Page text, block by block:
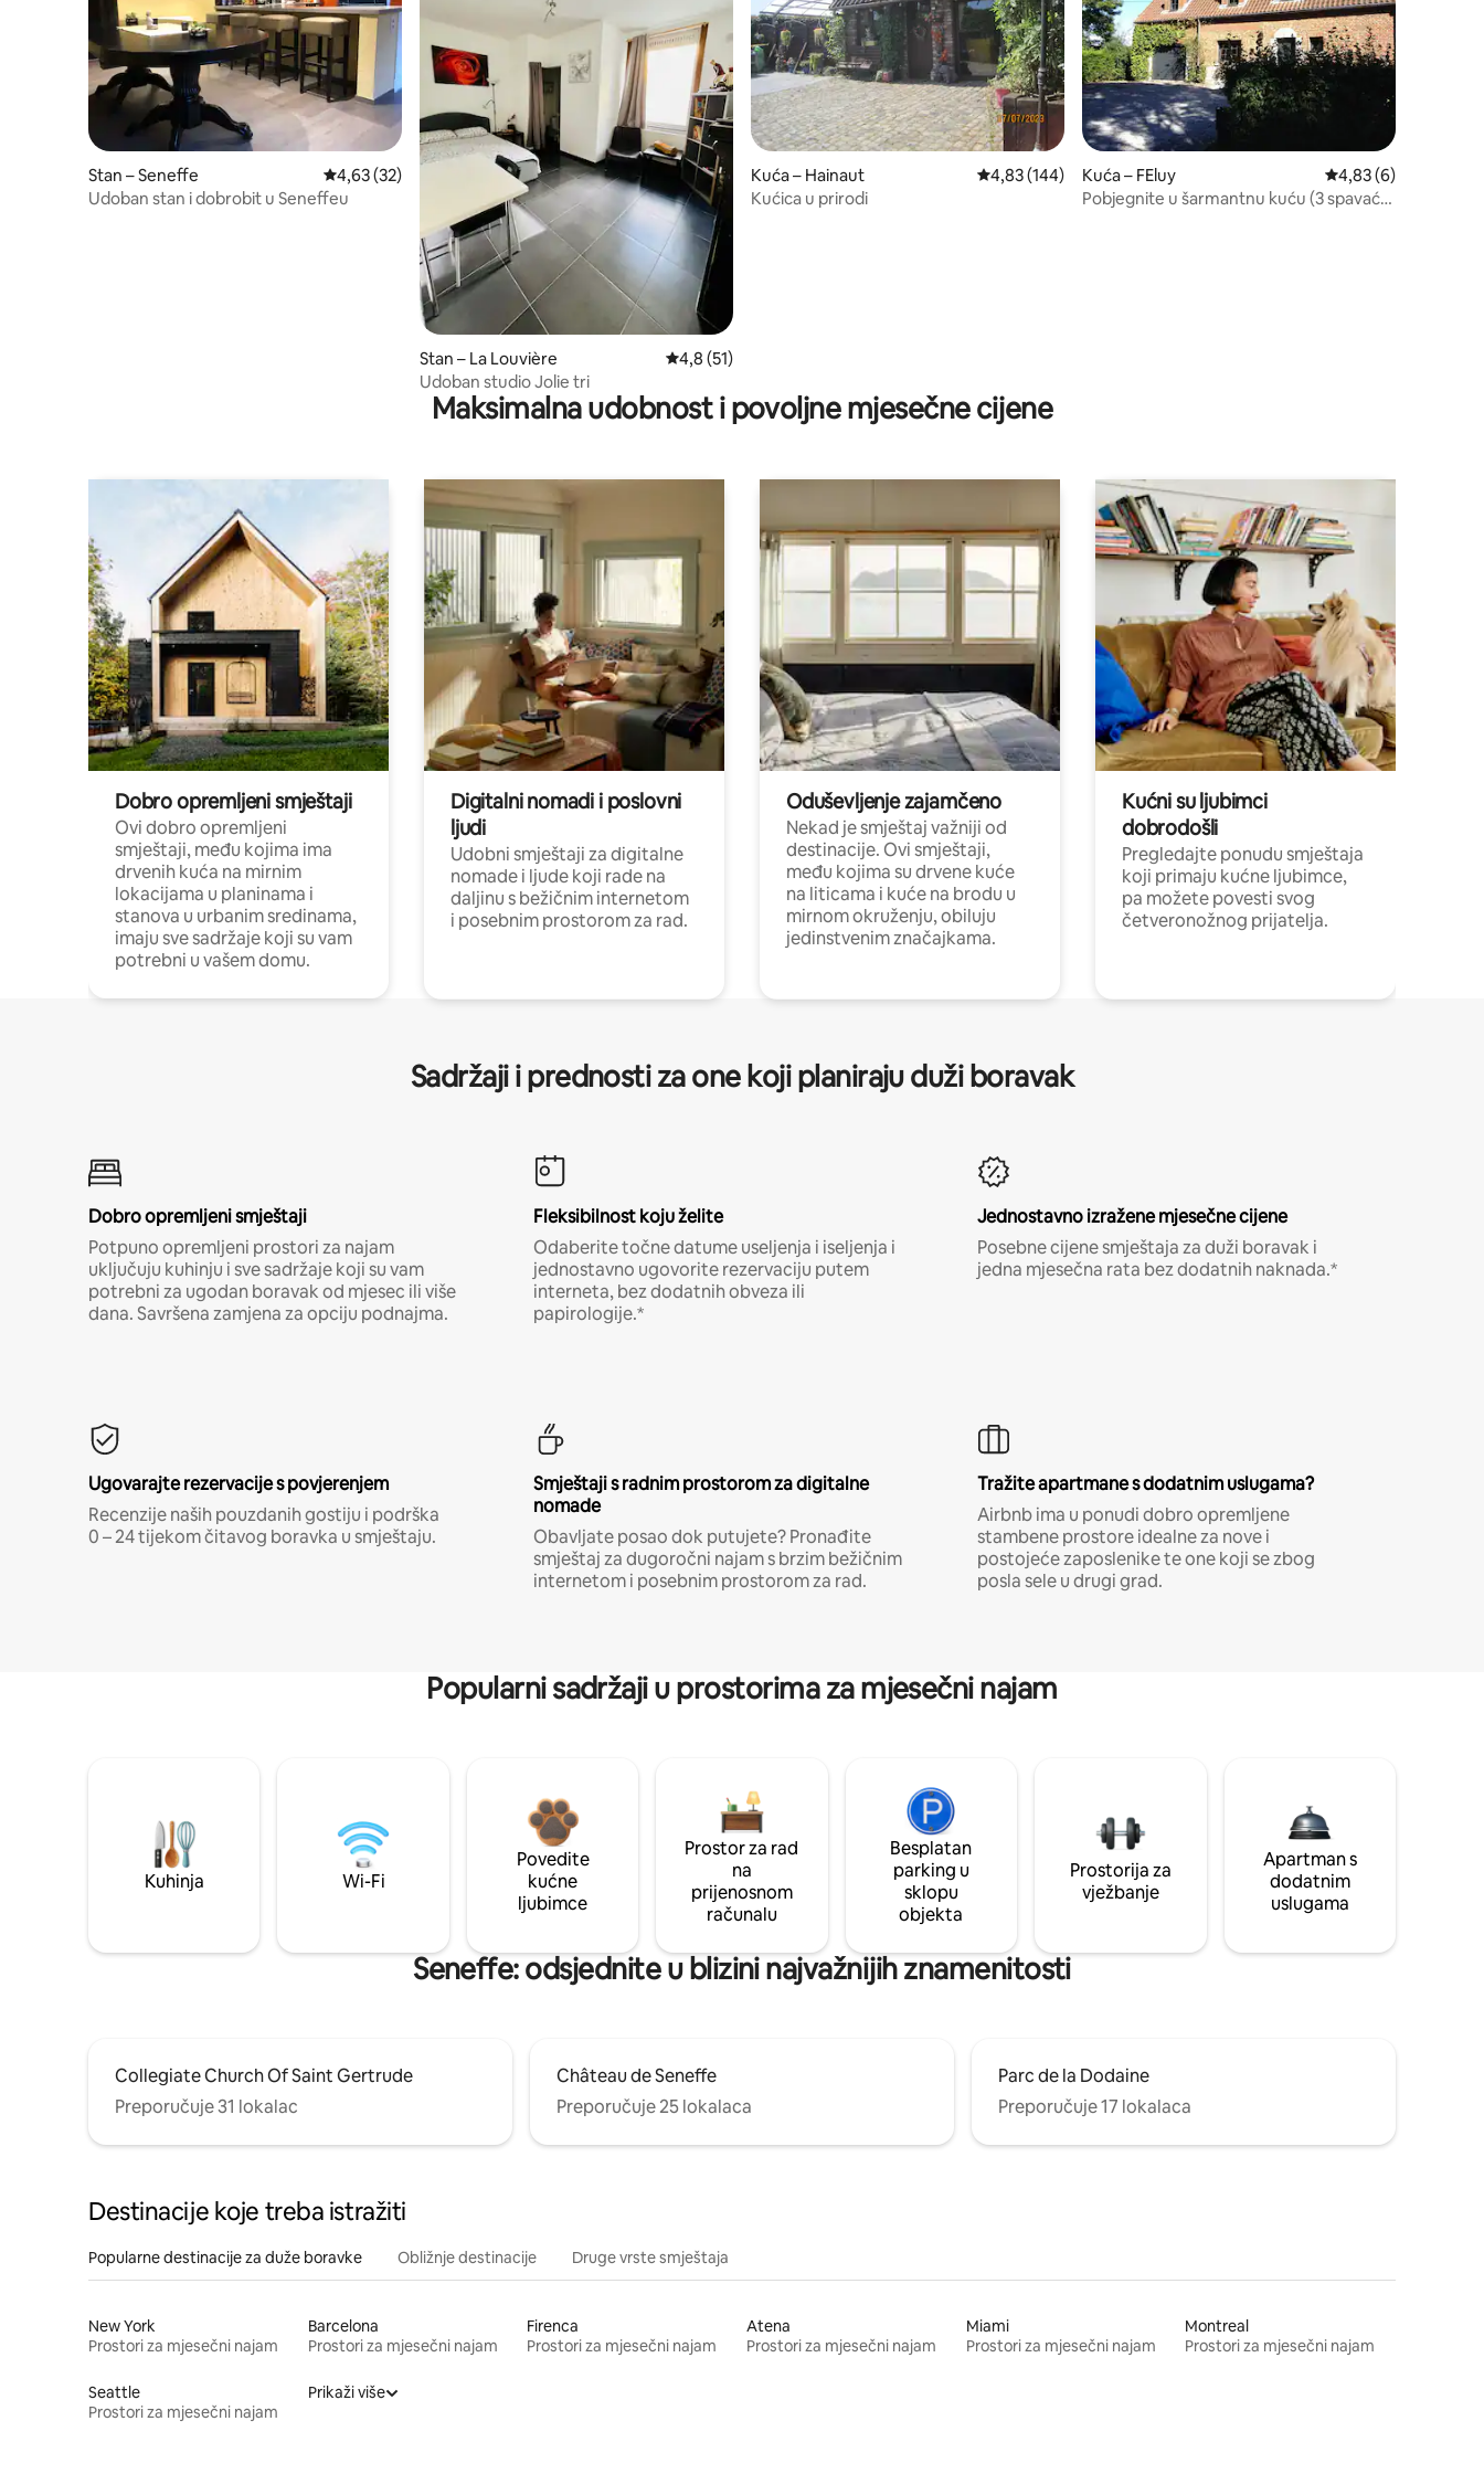
Stan – Seneffe Prosječna ocjena: 4,63/5, recenzija: 32
4,63 (32)
Udoban stan i dobrobit u Seneffeu
Stan – La Louvière Prosječna ocjena: 4,8/5, recenzija: 51
4,8 (51)
Udoban studio Jolie tri
Kuća – Hainaut Prosječna ocjena: 4,83/5, recenzija: 144
4,83 (144)
Kućica u prirodi
Kuća – FEluy Prosječna ocjena:
4,83 (6)
Pobjegnite u šarmantnu kuću (3 spavaće
Maksimalna udobnost i povoljne mjesečne cijene
Dobro opremljeni smještaji
Ovi dobro opremljeni
smještaji, među kojima ima
drvenih kuća na mirnim
lokacijama u planinama i
stanova u urbanim sredinama,
imaju sve sadržaje koji su vam
potrebni u vašem domu.
Digitalni nomadi i poslovni
ljudi
Udobni smještaji za digitalne
nomade i ljude koji rade na
daljinu s bežičnim internetom
i posebnim prostorom za rad.
Oduševljenje zajamčeno
Nekad je smještaj važniji od
destinacije. Ovi smještaji,
među kojima su drvene kuće
na liticama i kuće na brodu u
mirnom okruženju, obiluju
jedinstvenim značajkama.
Kućni su ljubimci
dobrodošli
Pregledajte ponudu smještaja
koji primaju kućne ljubimce,
pa možete povesti svog
četveronožnog prijatelja.
Sadržaji i prednosti za one koji planiraju duži boravak
Dobro opremljeni smještaji
Potpuno opremljeni prostori za najam
uključuju kuhinju i sve sadržaje koji su vam
potrebni za ugodan boravak od mjesec ili više
dana. Savršena zamjena za opciju podnajma.
Fleksibilnost koju želite
Odaberite točne datume useljenja i iseljenja i
jednostavno ugovorite rezervaciju putem
interneta, bez dodatnih obveza ili
papirologije.*
Jednostavno izražene mjesečne cijene
Posebne cijene smještaja za duži boravak i
jedna mjesečna rata bez dodatnih naknada.*
Ugovarajte rezervacije s povjerenjem
Recenzije naših pouzdanih gostiju i podrška
0 – 24 tijekom čitavog boravka u smještaju.
Smještaji s radnim prostorom za digitalne
nomade
Obavljate posao dok putujete? Pronađite
smještaj za dugoročni najam s brzim bežičnim
internetom i posebnim prostorom za rad.
Tražite apartmane s dodatnim uslugama?
Airbnb ima u ponudi dobro opremljene
stambene prostore idealne za nove i
postojeće zaposlenike te one koji se zbog
posla sele u drugi grad.
Popularni sadržaji u prostorima za mjesečni najam
Kuhinja Wi-Fi
Povedite
kućne
ljubimce
Prostor za rad
na
prijenosnom
računalu
Besplatan
parking u
sklopu
objekta
Prostorija za
vježbanje
Apartman s
dodatnim
uslugama
Seneffe: odsjednite u blizini najvažnijih znamenitosti
Collegiate Church Of Saint Gertrude
Preporučuje 31 lokalac
Château de Seneffe
Preporučuje 25 lokalaca
Parc de la Dodaine
Preporučuje 17 lokalaca
Destinacije koje treba istražiti
Popularne destinacije za duže boravke Obližnje destinacije Druge vrste smještaja
New York
Prostori za mjesečni najam
Barcelona
Prostori za mjesečni najam
Firenca
Prostori za mjesečni najam
Atena
Prostori za mjesečni najam
Miami
Prostori za mjesečni najam
Montreal
Prostori za mjesečni najam
Seattle
Prostori za mjesečni najam
Prikaži više